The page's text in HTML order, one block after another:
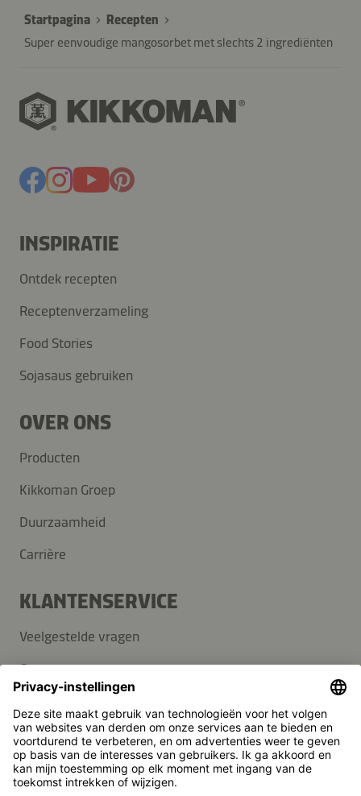
Startpagina
Recepten
Super eenvoudige mangosorbet met slechts 2 ingrediënten
INSPIRATIE
Ontdek recepten
Receptenverzameling
Food Stories
Sojasaus gebruiken
OVER ONS
Producten
Kikkoman Groep
Duurzaamheid
Carrière
KLANTENSERVICE
Veelgestelde vragen
Contact
Pers
Kikkoman is een geregistreerd handelsmerk van Kikkoman